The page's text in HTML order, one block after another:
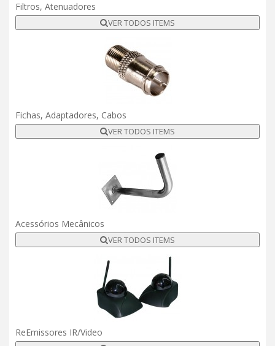
Filtros, Atenuadores
VER TODOS ITEMS
Fichas, Adaptadores, Cabos
VER TODOS ITEMS
Acessórios Mecânicos
VER TODOS ITEMS
ReEmissores IR/Video